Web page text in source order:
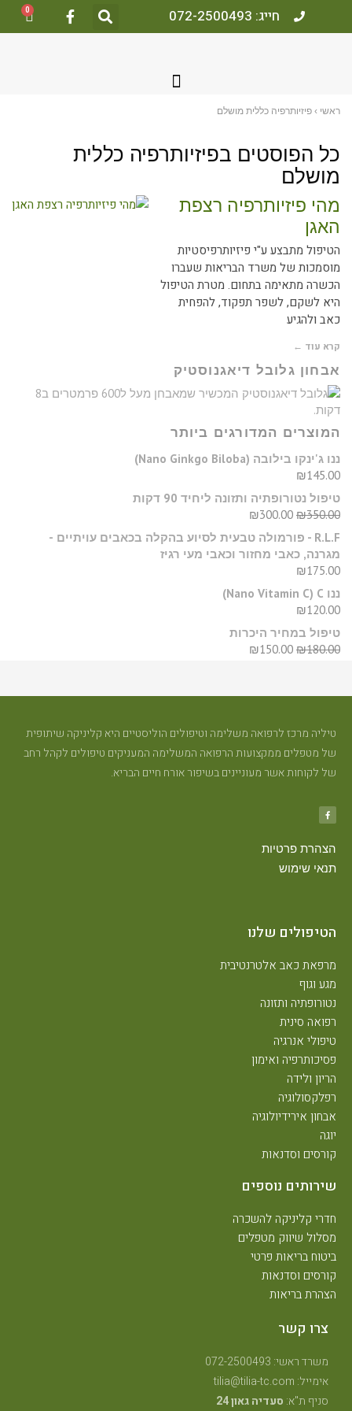
חייג: 072-2500493 0
ראשי › פיזיותרפיה כללית מושלם
כל הפוסטים בפיזיותרפיה כללית
מושלם
מהי פיזיותרפיה רצפת
האגן
הטיפול מתבצע ע"י פיזיותרפיסטיות
מוסמכות של משרד הבריאות שעברו
הכשרה מתאימה בתחום. מטרת הטיפול
היא לשקם, לשפר תפקוד, להפחית
כאב ולהגיע
קרא עוד ←
אבחון גלובל דיאגנוסטיק
המוצרים המדורגים ביותר
​ננו ג'ינקו בילובה (Nano Ginkgo Biloba)
₪145.00
טיפול נטורופתיה ותזונה ליחיד 90 דקות
₪350.00
₪300.00
R.L.F - פורמולה טבעית לסיוע בהקלה בכאבים עויתיים -
מגרנה, כאבי מחזור וכאבי מעי רגיז
₪175.00
ננו C‏ (Nano Vitamin C)
₪120.00
טיפול במחיר היכרות
₪180.00
₪150.00
טיליה מרכז לרפואה משלימה וטיפולים הוליסטיים היא קליניקה שיתופית
של מטפלים ממקצועות הרפואה המשלימה המעניקים טיפולים לקהל רחב
של לקוחות אשר מעוניינים בשיפור אורח חיים הבריא.
הצהרת פרטיות
תנאי שימוש
הטיפולים שלנו
מרפאת כאב אלטרנטיבית
מגע וגוף
נטורופתיה ותזונה
רפואה סינית
טיפולי אנרגיה
פסיכותרפיה ואימון
הריון ולידה
רפלקסולוגיה
אבחון אירידיולוגיה
יוגה
קורסים וסדנאות
שירותים נוספים
חדרי קליניקה להשכרה
מסלול שיווק מטפלים
ביטוח בריאות פרטי
קורסים וסדנאות
הצהרת בריאות
צרו קשר
משרד ראשי: 072-2500493
אימייל: tilia@tilia-tc.com
סניף ת"א: סעדיה גאון 24